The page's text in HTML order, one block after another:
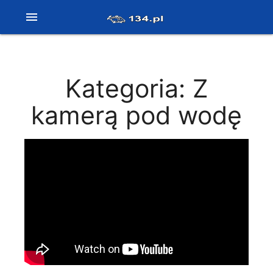
menu
Kategoria: Z
kamerą pod wodę